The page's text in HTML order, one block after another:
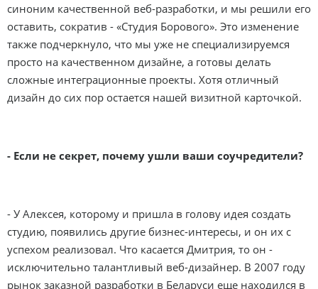
синоним качественной веб-разработки, и мы решили его
оставить, сократив - «Студия Борового». Это изменение
также подчеркнуло, что мы уже не специализируемся
просто на качественном дизайне, а готовы делать
сложные интеграционные проекты. Хотя отличный
дизайн до сих пор остается нашей визитной карточкой.
- Если не секрет, почему ушли ваши соучредители?
- У Алексея, которому и пришла в голову идея создать
студию, появились другие бизнес-интересы, и он их с
успехом реализовал. Что касается Дмитрия, то он -
исключительно талантливый веб-дизайнер. В 2007 году
рынок заказной разработки в Беларуси еще находился в